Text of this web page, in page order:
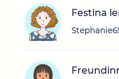
Festina